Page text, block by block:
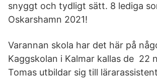
snyggt och tydligt sätt. 8 lediga
Oskarshamn 2021!
Varannan skola har det här på
Kaggskolan i Kalmar kallas de 22
Tomas utbildar sig till